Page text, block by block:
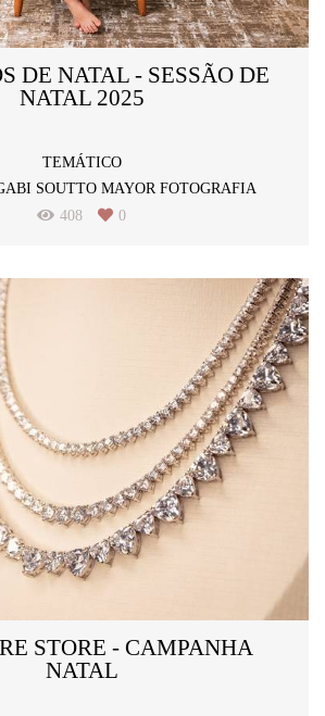
DE NATAL - SESSÃO DE
NATAL 2025
TEMÁTICO
SOUTTO MAYOR FOTOGRAFIA
408
0
STORE - CAMPANHA
NATAL